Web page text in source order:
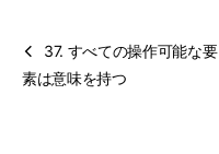
37. すべての操作可能な要
素は意味を持つ